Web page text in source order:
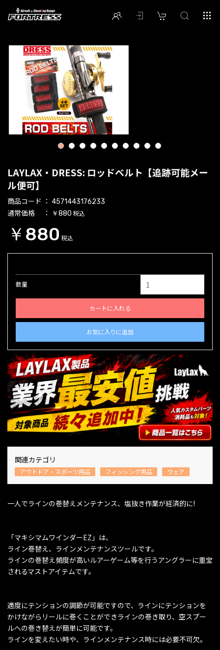
1 2 3 4 5 6 7 8 9 10
LAYLAX・DRESS: ロッドベルト【追跡可能メー
ル便可】
商品コード 4571443176233
通常価格 ￥880 税込
￥880 税込
数量
カートに入れる
お気に入りに追加
関連カテゴリ
アウトドア・スポーツ用品 フィッシング用品 ウェア
一人でラインの巻替えメンテナンス、塩抜き作業が経済的に!
「マキシマムワインダーEZ」は、
ライン巻替え、ラインメンテナンスツールです。
ラインの巻替え頻度が高いルアーゲーム等を行うアングラーに重宝
されるマストアイテムです。
適度にテンションの調節が可能ですので、ラインにテンションを
かけながらリールに巻くことができラインの巻き取り、空スプー
ルへの巻き替えが簡単に可能です。
ラインを変えたい時や、ラインメンテナンス時には必要不可欠。